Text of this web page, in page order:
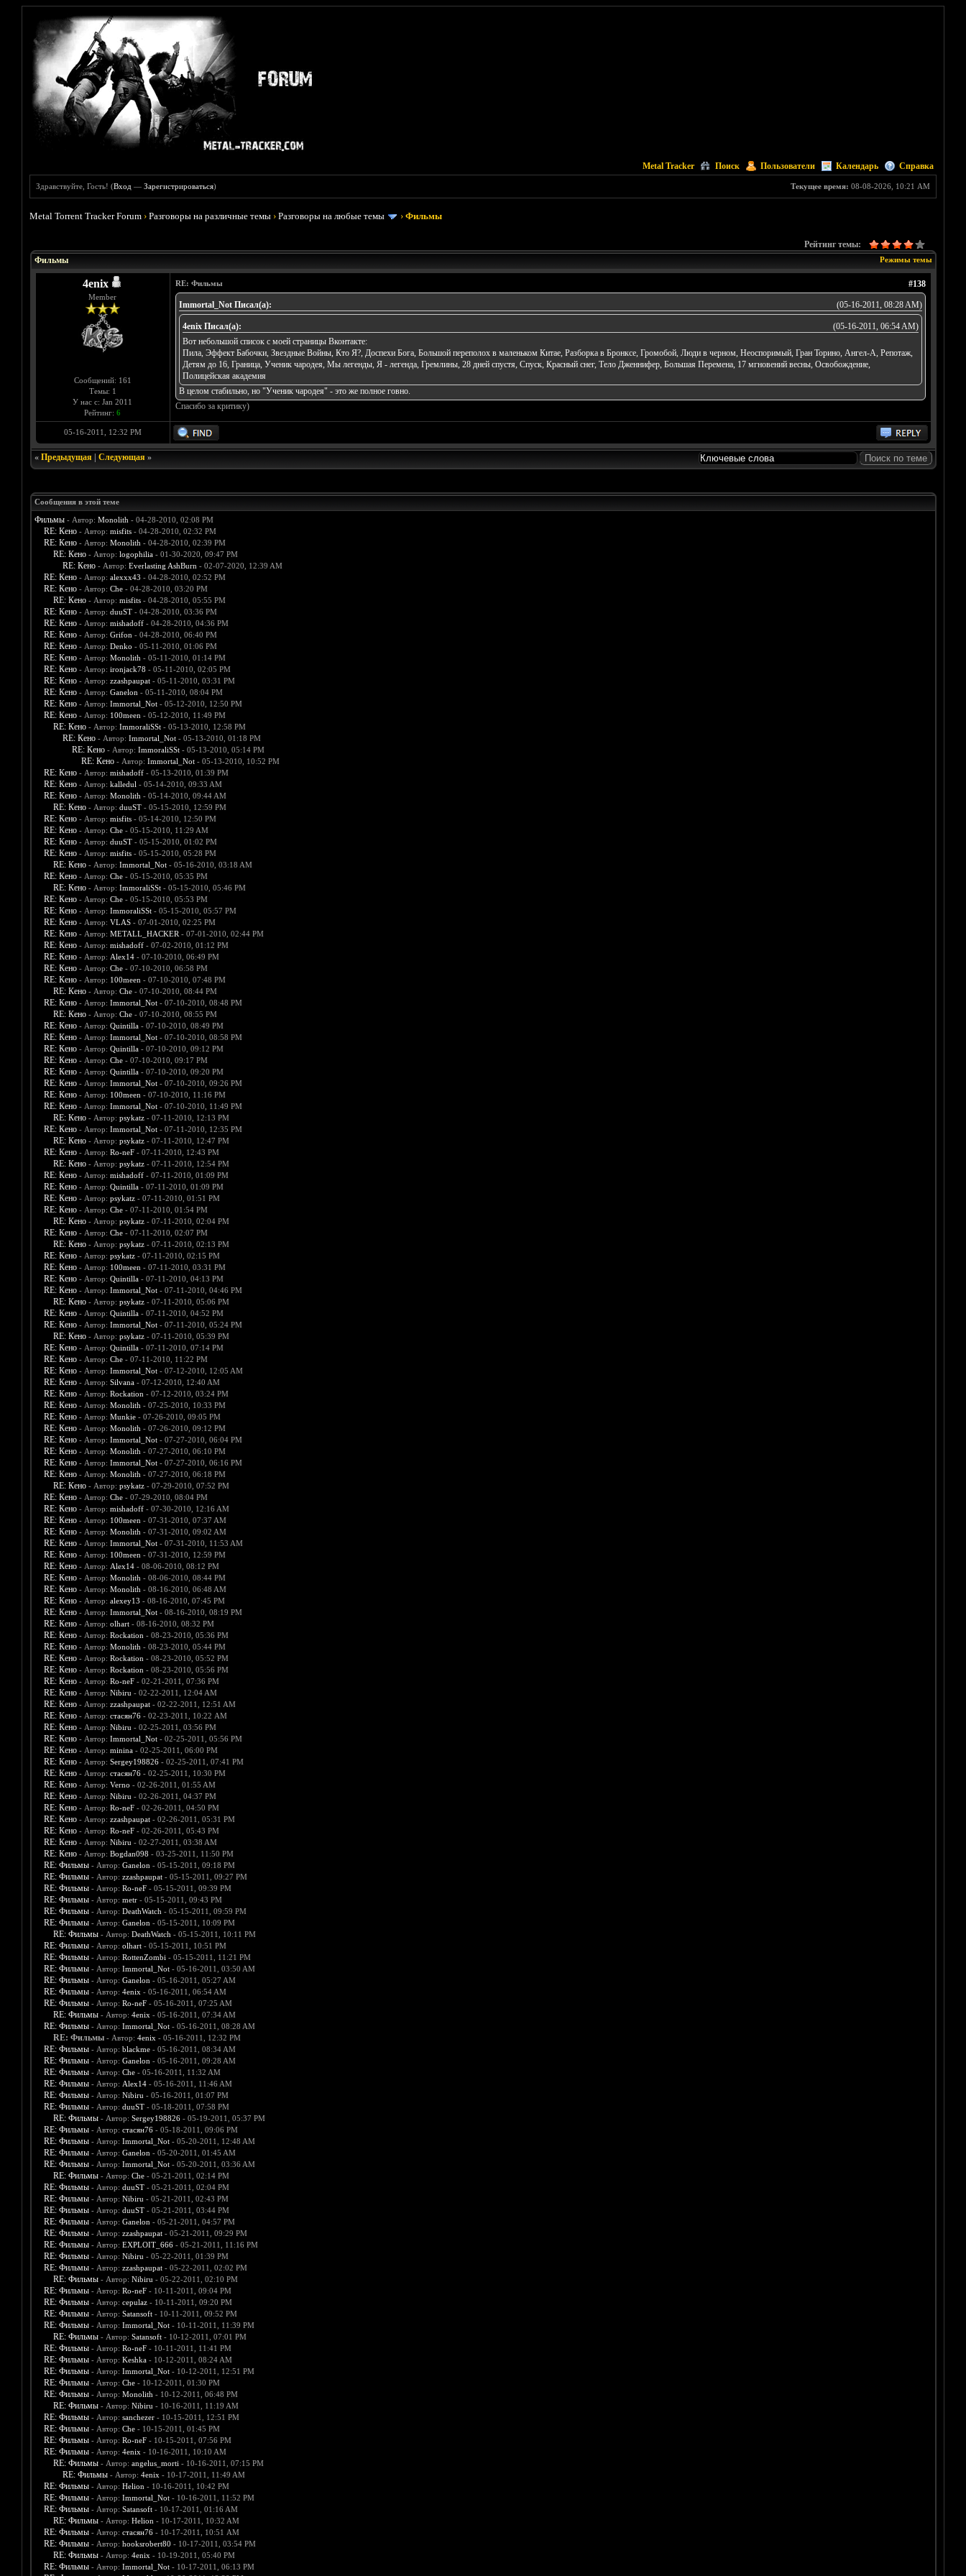
Metal Tracker Поиск Пользователи Календарь Справка
Текущее время: 08-08-2026, 10:21 AM
Здравствуйте, Гость! (Вход —Зарегистрироваться)
Metal Torrent Tracker Forum ›Разговоры на различные темы ›Разговоры на любые темы ›Фильмы
Рейтинг темы:
Режимы темы
Фильмы
4enix
Member
Сообщений: 161
Темы: 1
У нас с: Jan 2011
Рейтинг: 6
#138
RE: Фильмы
(05-16-2011, 08:28 AM)
Immortal_Not Писал(а):
(05-16-2011, 06:54 AM)
4enix Писал(а):
Вот небольшой список с моей страницы Вконтакте:
Пила, Эффект Бабочки, Звездные Войны, Кто Я?, Доспехи Бога, Большой переполох в маленьком Китае, Разборка в Бронксе, Громобой, Люди в черном, Неоспоримый, Гран Торино, Ангел-А, Репотаж,
Детям до 16, Граница, Ученик чародея, Мы легенды, Я - легенда, Гремлины, 28 дней спустя, Спуск, Красный снег, Тело Дженнифер, Большая Перемена, 17 мгновений весны, Освобождение,
Полицейская академия
В целом стабильно, но "Ученик чародея" - это же полное говно.
Спасибо за критику)
05-16-2011, 12:32 PM
« Предыдущая| Следующая»
Сообщения в этой теме
Фильмы - Автор: Monolith - 04-28-2010, 02:08 PM
RE: Кено - Автор: misfits- 04-28-2010, 02:32 PM
RE: Кено - Автор: Monolith - 04-28-2010, 02:39 PM
RE: Кено - Автор: logophilia- 01-30-2020, 09:47 PM
RE: Кено - Автор: Everlasting AshBurn - 02-07-2020, 12:39 AM
RE: Кено - Автор: alexxx43 - 04-28-2010, 02:52 PM
RE: Кено - Автор: Che- 04-28-2010, 03:20 PM
RE: Кено - Автор: misfits- 04-28-2010, 05:55 PM
RE: Кено - Автор: duuST- 04-28-2010, 03:36 PM
RE: Кено - Автор: mishadoff- 04-28-2010, 04:36 PM
RE: Кено - Автор: Grifon - 04-28-2010, 06:40 PM
RE: Кено - Автор: Denko - 05-11-2010, 01:06 PM
RE: Кено - Автор: Monolith - 05-11-2010, 01:14 PM
RE: Кено - Автор: ironjack78 - 05-11-2010, 02:05 PM
RE: Кено - Автор: zzashpaupat- 05-11-2010, 03:31 PM
RE: Кено - Автор: Ganelon - 05-11-2010, 08:04 PM
RE: Кено - Автор: Immortal_Not- 05-12-2010, 12:50 PM
RE: Кено - Автор: 100meen - 05-12-2010, 11:49 PM
RE: Кено - Автор: ImmoraliSSt- 05-13-2010, 12:58 PM
RE: Кено - Автор: Immortal_Not- 05-13-2010, 01:18 PM
RE: Кено - Автор: ImmoraliSSt- 05-13-2010, 05:14 PM
RE: Кено - Автор: Immortal_Not- 05-13-2010, 10:52 PM
RE: Кено - Автор: mishadoff- 05-13-2010, 01:39 PM
RE: Кено - Автор: kalledul - 05-14-2010, 09:33 AM
RE: Кено - Автор: Monolith - 05-14-2010, 09:44 AM
RE: Кено - Автор: duuST- 05-15-2010, 12:59 PM
RE: Кено - Автор: misfits- 05-14-2010, 12:50 PM
RE: Кено - Автор: Che- 05-15-2010, 11:29 AM
RE: Кено - Автор: duuST- 05-15-2010, 01:02 PM
RE: Кено - Автор: misfits- 05-15-2010, 05:28 PM
RE: Кено - Автор: Immortal_Not- 05-16-2010, 03:18 AM
RE: Кено - Автор: Che- 05-15-2010, 05:35 PM
RE: Кено - Автор: ImmoraliSSt- 05-15-2010, 05:46 PM
RE: Кено - Автор: Che- 05-15-2010, 05:53 PM
RE: Кено - Автор: ImmoraliSSt- 05-15-2010, 05:57 PM
RE: Кено - Автор: VLAS- 07-01-2010, 02:25 PM
RE: Кено - Автор: METALL_HACKER - 07-01-2010, 02:44 PM
RE: Кено - Автор: mishadoff- 07-02-2010, 01:12 PM
RE: Кено - Автор: Alex14- 07-10-2010, 06:49 PM
RE: Кено - Автор: Che- 07-10-2010, 06:58 PM
RE: Кено - Автор: 100meen - 07-10-2010, 07:48 PM
RE: Кено - Автор: Che- 07-10-2010, 08:44 PM
RE: Кено - Автор: Immortal_Not- 07-10-2010, 08:48 PM
RE: Кено - Автор: Che- 07-10-2010, 08:55 PM
RE: Кено - Автор: Quintilla- 07-10-2010, 08:49 PM
RE: Кено - Автор: Immortal_Not- 07-10-2010, 08:58 PM
RE: Кено - Автор: Quintilla- 07-10-2010, 09:12 PM
RE: Кено - Автор: Che- 07-10-2010, 09:17 PM
RE: Кено - Автор: Quintilla- 07-10-2010, 09:20 PM
RE: Кено - Автор: Immortal_Not- 07-10-2010, 09:26 PM
RE: Кено - Автор: 100meen - 07-10-2010, 11:16 PM
RE: Кено - Автор: Immortal_Not- 07-10-2010, 11:49 PM
RE: Кено - Автор: psykatz- 07-11-2010, 12:13 PM
RE: Кено - Автор: Immortal_Not- 07-11-2010, 12:35 PM
RE: Кено - Автор: psykatz- 07-11-2010, 12:47 PM
RE: Кено - Автор: Ro-neF- 07-11-2010, 12:43 PM
RE: Кено - Автор: psykatz- 07-11-2010, 12:54 PM
RE: Кено - Автор: mishadoff- 07-11-2010, 01:09 PM
RE: Кено - Автор: Quintilla- 07-11-2010, 01:09 PM
RE: Кено - Автор: psykatz- 07-11-2010, 01:51 PM
RE: Кено - Автор: Che- 07-11-2010, 01:54 PM
RE: Кено - Автор: psykatz- 07-11-2010, 02:04 PM
RE: Кено - Автор: Che- 07-11-2010, 02:07 PM
RE: Кено - Автор: psykatz- 07-11-2010, 02:13 PM
RE: Кено - Автор: psykatz- 07-11-2010, 02:15 PM
RE: Кено - Автор: 100meen - 07-11-2010, 03:31 PM
RE: Кено - Автор: Quintilla- 07-11-2010, 04:13 PM
RE: Кено - Автор: Immortal_Not- 07-11-2010, 04:46 PM
RE: Кено - Автор: psykatz- 07-11-2010, 05:06 PM
RE: Кено - Автор: Quintilla- 07-11-2010, 04:52 PM
RE: Кено - Автор: Immortal_Not- 07-11-2010, 05:24 PM
RE: Кено - Автор: psykatz- 07-11-2010, 05:39 PM
RE: Кено - Автор: Quintilla- 07-11-2010, 07:14 PM
RE: Кено - Автор: Che- 07-11-2010, 11:22 PM
RE: Кено - Автор: Immortal_Not- 07-12-2010, 12:05 AM
RE: Кено - Автор: Silvana- 07-12-2010, 12:40 AM
RE: Кено - Автор: Rockation - 07-12-2010, 03:24 PM
RE: Кено - Автор: Monolith - 07-25-2010, 10:33 PM
RE: Кено - Автор: Munkie- 07-26-2010, 09:05 PM
RE: Кено - Автор: Monolith - 07-26-2010, 09:12 PM
RE: Кено - Автор: Immortal_Not- 07-27-2010, 06:04 PM
RE: Кено - Автор: Monolith - 07-27-2010, 06:10 PM
RE: Кено - Автор: Immortal_Not- 07-27-2010, 06:16 PM
RE: Кено - Автор: Monolith - 07-27-2010, 06:18 PM
RE: Кено - Автор: psykatz- 07-29-2010, 07:52 PM
RE: Кено - Автор: Che- 07-29-2010, 08:04 PM
RE: Кено - Автор: mishadoff- 07-30-2010, 12:16 AM
RE: Кено - Автор: 100meen - 07-31-2010, 07:37 AM
RE: Кено - Автор: Monolith - 07-31-2010, 09:02 AM
RE: Кено - Автор: Immortal_Not- 07-31-2010, 11:53 AM
RE: Кено - Автор: 100meen - 07-31-2010, 12:59 PM
RE: Кено - Автор: Alex14- 08-06-2010, 08:12 PM
RE: Кено - Автор: Monolith - 08-06-2010, 08:44 PM
RE: Кено - Автор: Monolith - 08-16-2010, 06:48 AM
RE: Кено - Автор: alexey13 - 08-16-2010, 07:45 PM
RE: Кено - Автор: Immortal_Not- 08-16-2010, 08:19 PM
RE: Кено - Автор: olhart- 08-16-2010, 08:32 PM
RE: Кено - Автор: Rockation - 08-23-2010, 05:36 PM
RE: Кено - Автор: Monolith - 08-23-2010, 05:44 PM
RE: Кено - Автор: Rockation - 08-23-2010, 05:52 PM
RE: Кено - Автор: Rockation - 08-23-2010, 05:56 PM
RE: Кено - Автор: Ro-neF- 02-21-2011, 07:36 PM
RE: Кено - Автор: Nibiru - 02-22-2011, 12:04 AM
RE: Кено - Автор: zzashpaupat- 02-22-2011, 12:51 AM
RE: Кено - Автор: стасян76- 02-23-2011, 10:22 AM
RE: Кено - Автор: Nibiru - 02-25-2011, 03:56 PM
RE: Кено - Автор: Immortal_Not- 02-25-2011, 05:56 PM
RE: Кено - Автор: minina- 02-25-2011, 06:00 PM
RE: Кено - Автор: Sergey198826- 02-25-2011, 07:41 PM
RE: Кено - Автор: стасян76- 02-25-2011, 10:30 PM
RE: Кено - Автор: Verno - 02-26-2011, 01:55 AM
RE: Кено - Автор: Nibiru - 02-26-2011, 04:37 PM
RE: Кено - Автор: Ro-neF- 02-26-2011, 04:50 PM
RE: Кено - Автор: zzashpaupat- 02-26-2011, 05:31 PM
RE: Кено - Автор: Ro-neF- 02-26-2011, 05:43 PM
RE: Кено - Автор: Nibiru - 02-27-2011, 03:38 AM
RE: Кено - Автор: Bogdan098 - 03-25-2011, 11:50 PM
RE: Фильмы - Автор: Ganelon - 05-15-2011, 09:18 PM
RE: Фильмы - Автор: zzashpaupat- 05-15-2011, 09:27 PM
RE: Фильмы - Автор: Ro-neF- 05-15-2011, 09:39 PM
RE: Фильмы - Автор: metr- 05-15-2011, 09:43 PM
RE: Фильмы - Автор: DeathWatch - 05-15-2011, 09:59 PM
RE: Фильмы - Автор: Ganelon - 05-15-2011, 10:09 PM
RE: Фильмы - Автор: DeathWatch - 05-15-2011, 10:11 PM
RE: Фильмы - Автор: olhart- 05-15-2011, 10:51 PM
RE: Фильмы - Автор: RottenZombi - 05-15-2011, 11:21 PM
RE: Фильмы - Автор: Immortal_Not- 05-16-2011, 03:50 AM
RE: Фильмы - Автор: Ganelon - 05-16-2011, 05:27 AM
RE: Фильмы - Автор: 4enix - 05-16-2011, 06:54 AM
RE: Фильмы - Автор: Ro-neF- 05-16-2011, 07:25 AM
RE: Фильмы - Автор: 4enix - 05-16-2011, 07:34 AM
RE: Фильмы - Автор: Immortal_Not- 05-16-2011, 08:28 AM
RE: Фильмы - Автор: 4enix - 05-16-2011, 12:32 PM
RE: Фильмы - Автор: blackme- 05-16-2011, 08:34 AM
RE: Фильмы - Автор: Ganelon - 05-16-2011, 09:28 AM
RE: Фильмы - Автор: Che- 05-16-2011, 11:32 AM
RE: Фильмы - Автор: Alex14- 05-16-2011, 11:46 AM
RE: Фильмы - Автор: Nibiru - 05-16-2011, 01:07 PM
RE: Фильмы - Автор: duuST- 05-18-2011, 07:58 PM
RE: Фильмы - Автор: Sergey198826- 05-19-2011, 05:37 PM
RE: Фильмы - Автор: стасян76- 05-18-2011, 09:06 PM
RE: Фильмы - Автор: Immortal_Not- 05-20-2011, 12:48 AM
RE: Фильмы - Автор: Ganelon - 05-20-2011, 01:45 AM
RE: Фильмы - Автор: Immortal_Not- 05-20-2011, 03:36 AM
RE: Фильмы - Автор: Che- 05-21-2011, 02:14 PM
RE: Фильмы - Автор: duuST- 05-21-2011, 02:04 PM
RE: Фильмы - Автор: Nibiru - 05-21-2011, 02:43 PM
RE: Фильмы - Автор: duuST- 05-21-2011, 03:44 PM
RE: Фильмы - Автор: Ganelon - 05-21-2011, 04:57 PM
RE: Фильмы - Автор: zzashpaupat- 05-21-2011, 09:29 PM
RE: Фильмы - Автор: EXPLOIT_666- 05-21-2011, 11:16 PM
RE: Фильмы - Автор: Nibiru - 05-22-2011, 01:39 PM
RE: Фильмы - Автор: zzashpaupat- 05-22-2011, 02:02 PM
RE: Фильмы - Автор: Nibiru - 05-22-2011, 02:10 PM
RE: Фильмы - Автор: Ro-neF- 10-11-2011, 09:04 PM
RE: Фильмы - Автор: cepulaz- 10-11-2011, 09:20 PM
RE: Фильмы - Автор: Satansoft- 10-11-2011, 09:52 PM
RE: Фильмы - Автор: Immortal_Not- 10-11-2011, 11:39 PM
RE: Фильмы - Автор: Satansoft- 10-12-2011, 07:01 PM
RE: Фильмы - Автор: Ro-neF- 10-11-2011, 11:41 PM
RE: Фильмы - Автор: Keshka- 10-12-2011, 08:24 AM
RE: Фильмы - Автор: Immortal_Not- 10-12-2011, 12:51 PM
RE: Фильмы - Автор: Che- 10-12-2011, 01:30 PM
RE: Фильмы - Автор: Monolith - 10-12-2011, 06:48 PM
RE: Фильмы - Автор: Nibiru - 10-16-2011, 11:19 AM
RE: Фильмы - Автор: sanchezer- 10-15-2011, 12:51 PM
RE: Фильмы - Автор: Che- 10-15-2011, 01:45 PM
RE: Фильмы - Автор: Ro-neF- 10-15-2011, 07:56 PM
RE: Фильмы - Автор: 4enix - 10-16-2011, 10:10 AM
RE: Фильмы - Автор: angelus_morti - 10-16-2011, 07:15 PM
RE: Фильмы - Автор: 4enix - 10-17-2011, 11:49 AM
RE: Фильмы - Автор: Helion - 10-16-2011, 10:42 PM
RE: Фильмы - Автор: Immortal_Not- 10-16-2011, 11:52 PM
RE: Фильмы - Автор: Satansoft- 10-17-2011, 01:16 AM
RE: Фильмы - Автор: Helion - 10-17-2011, 10:32 AM
RE: Фильмы - Автор: стасян76- 10-17-2011, 10:51 AM
RE: Фильмы - Автор: hooksrobert80 - 10-17-2011, 03:54 PM
RE: Фильмы - Автор: 4enix - 10-19-2011, 05:40 PM
RE: Фильмы - Автор: Immortal_Not- 10-17-2011, 06:13 PM